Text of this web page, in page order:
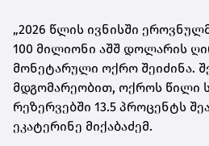
„2026 წლის ივნისში
100 მილიონი აშშ დოლარის
მონეტარული ოქრო შეიძინა.
მდგომარეობით, ოქროს წილი
რეზერვებში 13.5 პროცენტს
ეკატერინე მიქაბაძემ.